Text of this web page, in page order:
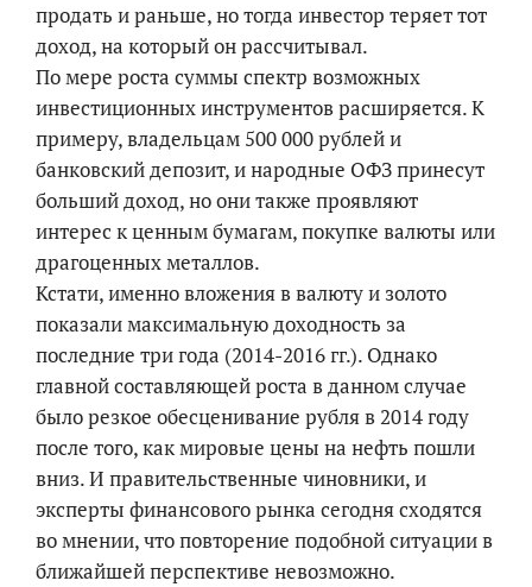
продать и раньше, но тогда инвестор теряет тот
доход, на который он рассчитывал.
По мере роста суммы спектр возможных
инвестиционных инструментов расширяется. К
примеру, владельцам 500 000 рублей и
банковский депозит, и народные ОФЗ принесут
больший доход, но они также проявляют
интерес к ценным бумагам, покупке валюты или
драгоценных металлов.
Кстати, именно вложения в валюту и золото
показали максимальную доходность за
последние три года (2014-2016 гг.). Однако
главной составляющей роста в данном случае
было резкое обесценивание рубля в 2014 году
после того, как мировые цены на нефть пошли
вниз. И правительственные чиновники, и
эксперты финансового рынка сегодня сходятся
во мнении, что повторение подобной ситуации в
ближайшей перспективе невозможно.